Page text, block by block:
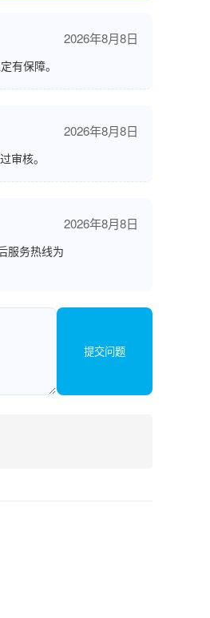
2026年8月8日
有保障。
2026年8月8日
审核。
2026年8月8日
服务热线为
提交问题